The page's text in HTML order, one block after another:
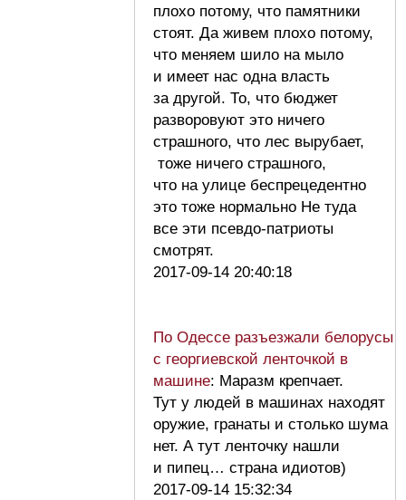
плохо потому, что памятники
стоят. Да живем плохо потому,
что меняем шило на мыло
и имеет нас одна власть
за другой. То, что бюджет
разворовуют это ничего
страшного, что лес вырубает,
тоже ничего страшного,
что на улице беспрецедентно
это тоже нормально Не туда
все эти псевдо-патриоты
смотрят.
2017-09-14 20:40:18
По Одессе разъезжали белорусы
с георгиевской ленточкой в
машине: Маразм крепчает.
Тут у людей в машинах находят
оружие, гранаты и столько шума
нет. А тут ленточку нашли
и пипец… страна идиотов)
2017-09-14 15:32:34